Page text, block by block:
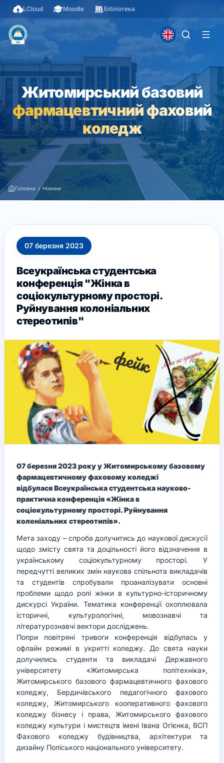
LCloud Moodle Бібліотека
Житомирський базовий
фармацевтичний фаховий
коледж
Головна Новини
07 березня 2023
Всеукраїнська студентська
конференція "Жінка в
соціокультурному просторі.
Руйнування колоніальних
стереотипів"
07 березня 2023 року у Житомирському базовому
фармацевтичному фаховому коледжі
відбулася Всеукраїнська студентська науково-
практична конференція «Жінка в
соціокультурному просторі. Руйнування
колоніальних стереотипів».
Мета заходу – спроба долучитись до наукової дискусії
щодо змісту свята та доцільності його відзначення в
українському соціокультурному просторі. У
передчутті великих змін наукова спільнота викладачів
та студентів спробували проаналізувати основні
проблеми щодо ролі жінки в культурно-історичному
дискурсі України. Тематика конференції охоплювала
історичні, культурологічні, мовознавчі та
літературознавчі вектори досліджень.
Попри повітряні тривоги конференція відбулась у
офлайн режимі в укритті коледжу. До свята науки
долучились студенти та викладачі Державного
університету «Житомирська політехніка»,
Житомирського базового фармацевтичного фахового
коледжу, Бердичівського педагогічного фахового
коледжу, Житомирського кооперативного фахового
коледжу бізнесу і права, Житомирського фахового
коледжу культури і мистецтв імені Івана Огієнка, ВСП
Фахового коледжу будівництва, архітектури та
дизайну Поліського національного університету.